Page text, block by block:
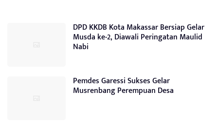
DPD KKDB Kota Makassar Bersiap Gelar
Musda ke-2, Diawali Peringatan Maulid
Nabi
Pemdes Garessi Sukses Gelar
Musrenbang Perempuan Desa